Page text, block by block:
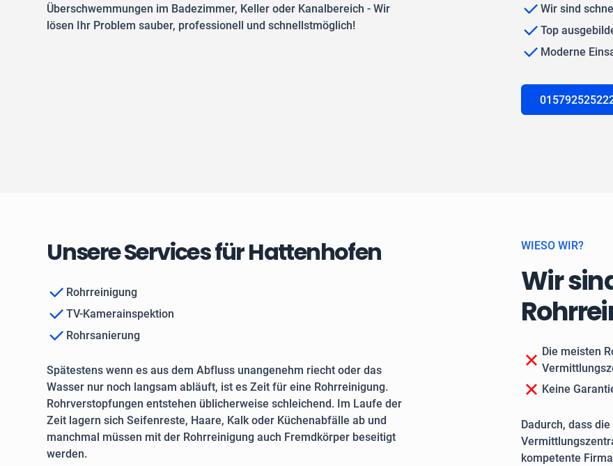
Überschwemmungen im Badezimmer, Keller oder Kanalbereich - Wir
lösen Ihr Problem sauber, professionell und schnellstmöglich!
Wir sind
Top
Moderne
Unsere Services für Hattenhofen
Rohrreinigung
TV-Kamerainspektion
Rohrsanierung
Spätestens wenn es aus dem Abfluss unangenehm riecht oder das
Wasser nur noch langsam abläuft, ist es Zeit für eine Rohrreinigung.
Rohrverstopfungen entstehen üblicherweise schleichend. Im Laufe der
Zeit lagern sich Seifenreste, Haare, Kalk oder Küchenabfälle ab und
manchmal müssen mit der Rohrreinigung auch Fremdkörper beseitigt
werden.
WIESO WIR?
Wir
Die meisten
Keine
Dadurch, dass
kompetente